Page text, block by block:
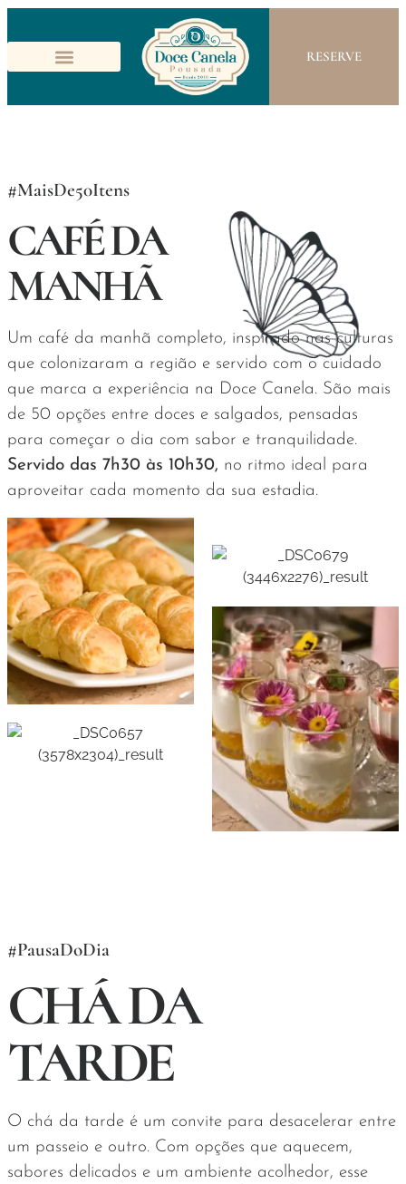
RESERVE
#MaisDe50Itens
CAFÉ DA
MANHÃ
Um café da manhã completo, inspirado nas culturas
que colonizaram a região e servido com o cuidado
que marca a experiência na Doce Canela. São mais
de 50 opções entre doces e salgados, pensadas
para começar o dia com sabor e tranquilidade.
Servido das 7h30 às 10h30, no ritmo ideal para
aproveitar cada momento da sua estadia.
#PausaDoDia
CHÁ DA
TARDE
O chá da tarde é um convite para desacelerar entre
um passeio e outro. Com opções que aquecem,
sabores delicados e um ambiente acolhedor, esse